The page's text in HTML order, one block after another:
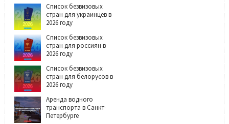
Список безвизовых
стран для украинцев в
2026 году
Список безвизовых
стран для россиян в
2026 году
Список безвизовых
стран для белорусов в
2026 году
Аренда водного
транспорта в Санкт-
Петербурге